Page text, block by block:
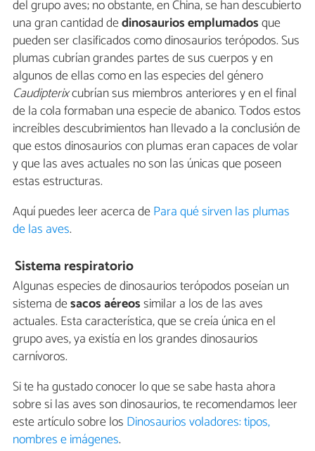
del grupo aves; no obstante, en China, se han descubierto
una gran cantidad dedinosaurios emplumadosque
pueden ser clasificados como dinosaurios terópodos. Sus
plumas cubrían grandes partes de sus cuerpos y en
algunos de ellas como en las especies del género
Caudipterixcubrían sus miembros anteriores y en el final
de la cola formaban una especie de abanico. Todos estos
increíbles descubrimientos han llevado a la conclusión de
que estos dinosaurios con plumas eran capaces de volar
y que las aves actuales no son las únicas que poseen
estas estructuras.
Aquí puedes leer acerca dePara qué sirven las plumas
de las aves.
Sistema respiratorio
Algunas especies de dinosaurios terópodos poseían un
sistema desacos aéreossimilar a los de las aves
actuales. Esta característica, que se creía única en el
grupo aves, ya existía en los grandes dinosaurios
carnívoros.
Si te ha gustado conocer lo que se sabe hasta ahora
sobre si las aves son dinosaurios, te recomendamos leer
este artículo sobre los Dinosaurios voladores: tipos,
nombres e imágenes.